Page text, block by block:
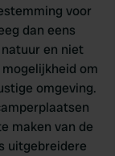
voor
dan eens
en niet
om
omgeving.
maken van de
uitgebreidere